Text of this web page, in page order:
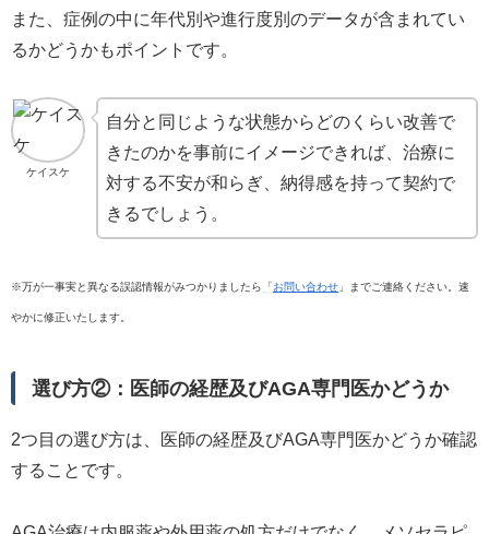
また、症例の中に年代別や進行度別のデータが含まれてい
るかどうかもポイントです。
ケイスケ
自分と同じような状態からどのくらい改善で
きたのかを事前にイメージできれば、治療に
対する不安が和らぎ、納得感を持って契約で
きるでしょう。
※万が一事実と異なる誤認情報がみつかりましたら「 お問い合わせ 」までご連絡ください。速
やかに修正いたします。
選び方②：医師の経歴及びAGA専門医かどうか
2つ目の選び方は、医師の経歴及びAGA専門医かどうか確認
することです。